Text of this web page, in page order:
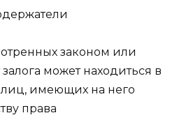
законом или
может находиться в
лиц, имеющих на него
права